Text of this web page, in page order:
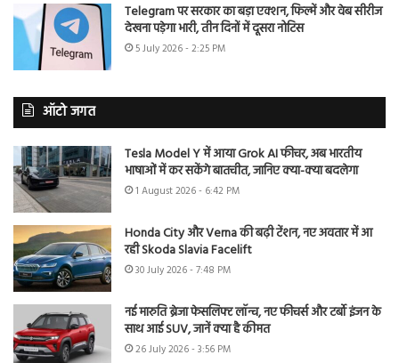
Telegram पर सरकार का बड़ा एक्शन, फिल्में और वेब सीरीज
देखना पड़ेगा भारी, तीन दिनों में दूसरा नोटिस
5 July 2026 - 2:25 PM
ऑटो जगत
Tesla Model Y में आया Grok AI फीचर, अब भारतीय
भाषाओं में कर सकेंगे बातचीत, जानिए क्या-क्या बदलेगा
1 August 2026 - 6:42 PM
Honda City और Verna की बढ़ी टेंशन, नए अवतार में आ
रही Skoda Slavia Facelift
30 July 2026 - 7:48 PM
नई मारुति ब्रेजा फेसलिफ्ट लॉन्च, नए फीचर्स और टर्बो इंजन के
साथ आई SUV, जानें क्या है कीमत
26 July 2026 - 3:56 PM